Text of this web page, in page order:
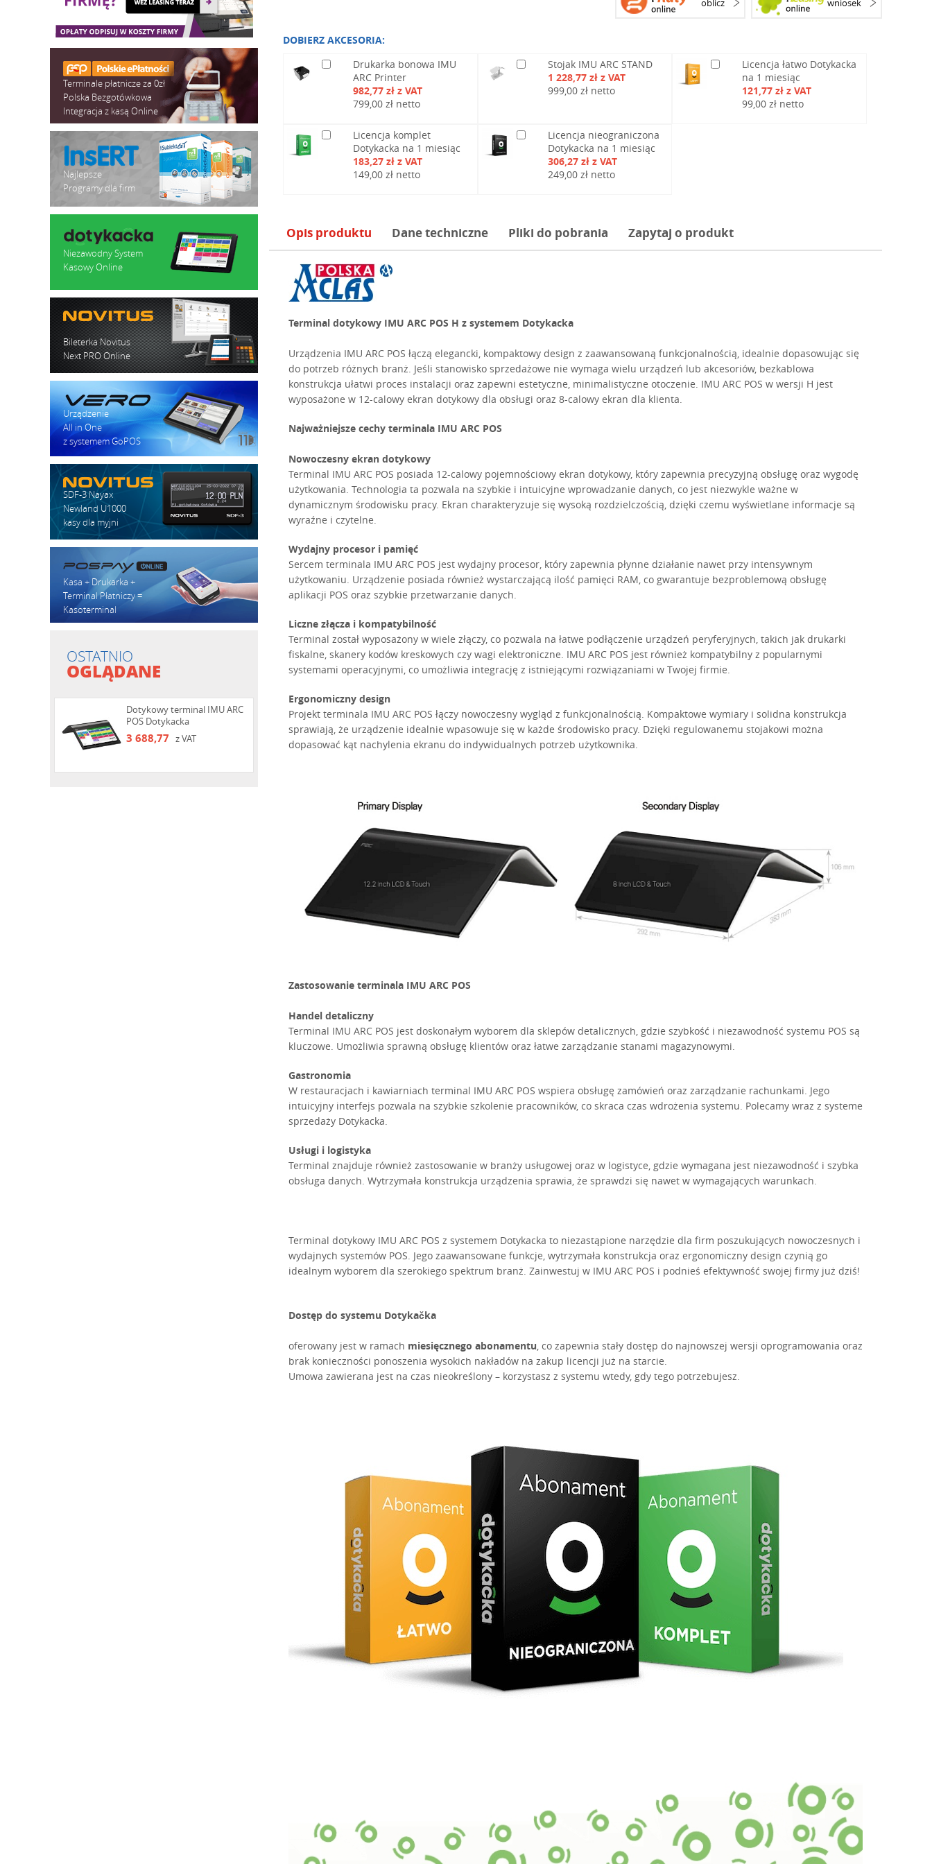
oblicz wniosek
DOBIERZ AKCESORIA:
Drukarka bonowa IMU
ARC Printer
982,77 zł z VAT
799,00 zł netto
Stojak IMU ARC STAND
1 228,77 zł z VAT
999,00 zł netto
Licencja łatwo Dotykacka
na 1 miesiąc
121,77 zł z VAT
99,00 zł netto
Licencja komplet
Dotykacka na 1 miesiąc
183,27 zł z VAT
149,00 zł netto
Licencja nieograniczona
Dotykacka na 1 miesiąc
306,27 zł z VAT
249,00 zł netto
Opis produktu Dane techniczne Pliki do pobrania Zapytaj o produkt
Terminal dotykowy IMU ARC POS H z systemem Dotykacka
Urządzenia IMU ARC POS łączą elegancki, kompaktowy design z zaawansowaną funkcjonalnością, idealnie dopasowując się
do potrzeb różnych branż. Jeśli stanowisko sprzedażowe nie wymaga wielu urządzeń lub akcesoriów, bezkablowa
konstrukcja ułatwi proces instalacji oraz zapewni estetyczne, minimalistyczne otoczenie. IMU ARC POS w wersji H jest
wyposażone w 12-calowy ekran dotykowy dla obsługi oraz 8-calowy ekran dla klienta.
Najważniejsze cechy terminala IMU ARC POS
Nowoczesny ekran dotykowy
Terminal IMU ARC POS posiada 12-calowy pojemnościowy ekran dotykowy, który zapewnia precyzyjną obsługę oraz wygodę
użytkowania. Technologia ta pozwala na szybkie i intuicyjne wprowadzanie danych, co jest niezwykle ważne w
dynamicznym środowisku pracy. Ekran charakteryzuje się wysoką rozdzielczością, dzięki czemu wyświetlane informacje są
wyraźne i czytelne.
Wydajny procesor i pamięć
Sercem terminala IMU ARC POS jest wydajny procesor, który zapewnia płynne działanie nawet przy intensywnym
użytkowaniu. Urządzenie posiada również wystarczającą ilość pamięci RAM, co gwarantuje bezproblemową obsługę
aplikacji POS oraz szybkie przetwarzanie danych.
Liczne złącza i kompatybilność
Terminal został wyposażony w wiele złączy, co pozwala na łatwe podłączenie urządzeń peryferyjnych, takich jak drukarki
fiskalne, skanery kodów kreskowych czy wagi elektroniczne. IMU ARC POS jest również kompatybilny z popularnymi
systemami operacyjnymi, co umożliwia integrację z istniejącymi rozwiązaniami w Twojej firmie.
Ergonomiczny design
Projekt terminala IMU ARC POS łączy nowoczesny wygląd z funkcjonalnością. Kompaktowe wymiary i solidna konstrukcja
sprawiają, że urządzenie idealnie wpasowuje się w każde środowisko pracy. Dzięki regulowanemu stojakowi można
dopasować kąt nachylenia ekranu do indywidualnych potrzeb użytkownika.
Zastosowanie terminala IMU ARC POS
Handel detaliczny
Terminal IMU ARC POS jest doskonałym wyborem dla sklepów detalicznych, gdzie szybkość i niezawodność systemu POS są
kluczowe. Umożliwia sprawną obsługę klientów oraz łatwe zarządzanie stanami magazynowymi.
Gastronomia
W restauracjach i kawiarniach terminal IMU ARC POS wspiera obsługę zamówień oraz zarządzanie rachunkami. Jego
intuicyjny interfejs pozwala na szybkie szkolenie pracowników, co skraca czas wdrożenia systemu. Polecamy wraz z systeme
sprzedaży Dotykacka.
Usługi i logistyka
Terminal znajduje również zastosowanie w branży usługowej oraz w logistyce, gdzie wymagana jest niezawodność i szybka
obsługa danych. Wytrzymała konstrukcja urządzenia sprawia, że sprawdzi się nawet w wymagających warunkach.
Terminal dotykowy IMU ARC POS z systemem Dotykacka to niezastąpione narzędzie dla firm poszukujących nowoczesnych i
wydajnych systemów POS. Jego zaawansowane funkcje, wytrzymała konstrukcja oraz ergonomiczny design czynią go
idealnym wyborem dla szerokiego spektrum branż. Zainwestuj w IMU ARC POS i podnieś efektywność swojej firmy już dziś!
Dostęp do systemu Dotykačka
oferowany jest w ramach miesięcznego abonamentu , co zapewnia stały dostęp do najnowszej wersji oprogramowania oraz
brak konieczności ponoszenia wysokich nakładów na zakup licencji już na starcie.
Umowa zawierana jest na czas nieokreślony – korzystasz z systemu wtedy, gdy tego potrzebujesz.
Terminale płatnicze za 0zł
Polska Bezgotówkowa
Integracja z kasą Online
Najlepsze
Programy dla firm
Niezawodny System
Kasowy Online
Bileterka Novitus
Next PRO Online
Urządzenie
All in One
z systemem GoPOS
SDF-3 Nayax
Newland U1000
kasy dla myjni
Kasa + Drukarka +
Terminal Płatniczy =
Kasoterminal
OSTATNIO
OGLĄDANE
Dotykowy terminal IMU ARC
POS Dotykacka
3 688,77 z VAT